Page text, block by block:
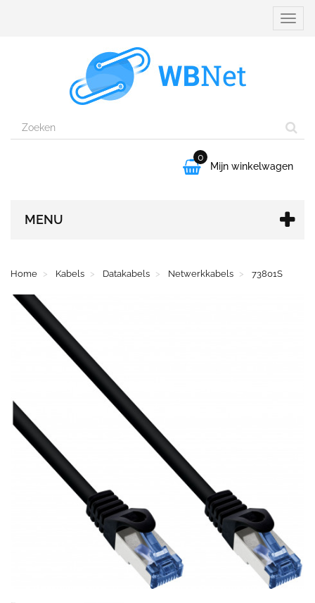

0
Mijn winkelwagen
MENU
Home Kabels Datakabels Netwerkkabels 73801S